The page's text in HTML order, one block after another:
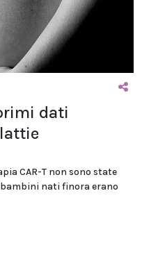
dati
CAR-T non sono state
nati finora erano